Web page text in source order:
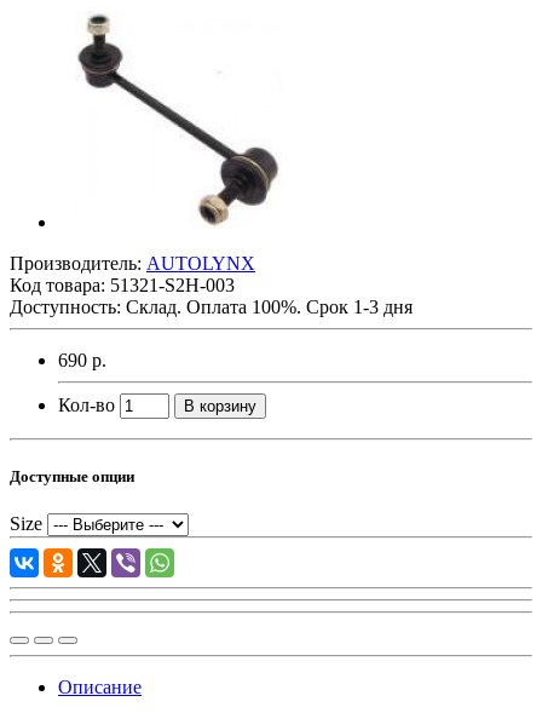
Производитель: AUTOLYNX
Код товара: 51321-S2H-003
Доступность: Склад. Оплата 100%. Срок 1-3 дня
690 р.
Кол-во В корзину
Доступные опции
Size
Описание